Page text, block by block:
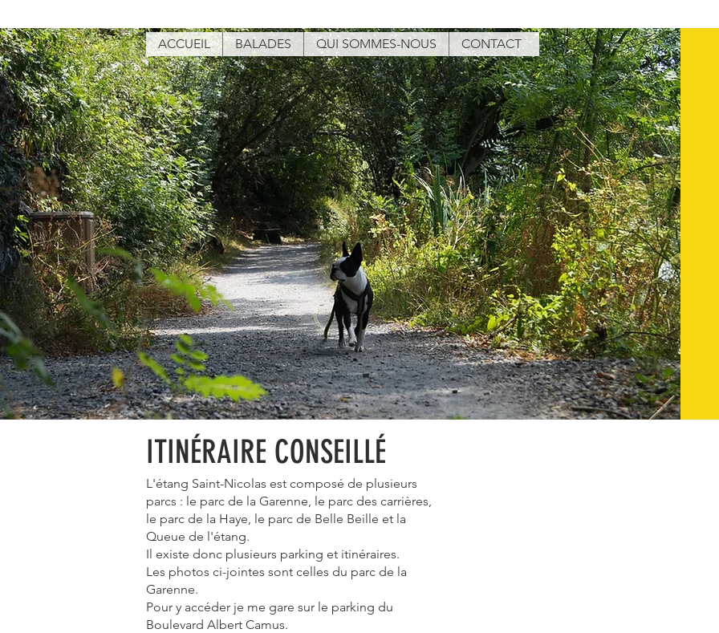
ACCUEIL BALADES QUI SOMMES-NOUS CONTACT
ITINÉRAIRE CONSEILLÉ
L'étang Saint-Nicolas est composé de plusieurs
parcs : le parc de la Garenne, le parc des carrières,
le parc de la Haye, le parc de Belle Beille et la
Queue de l'étang.
Il existe donc plusieurs parking et itinéraires.
Les photos ci-jointes sont celles du parc de la
Garenne.
Pour y accéder je me gare sur le parking du
Boulevard Albert Camus.